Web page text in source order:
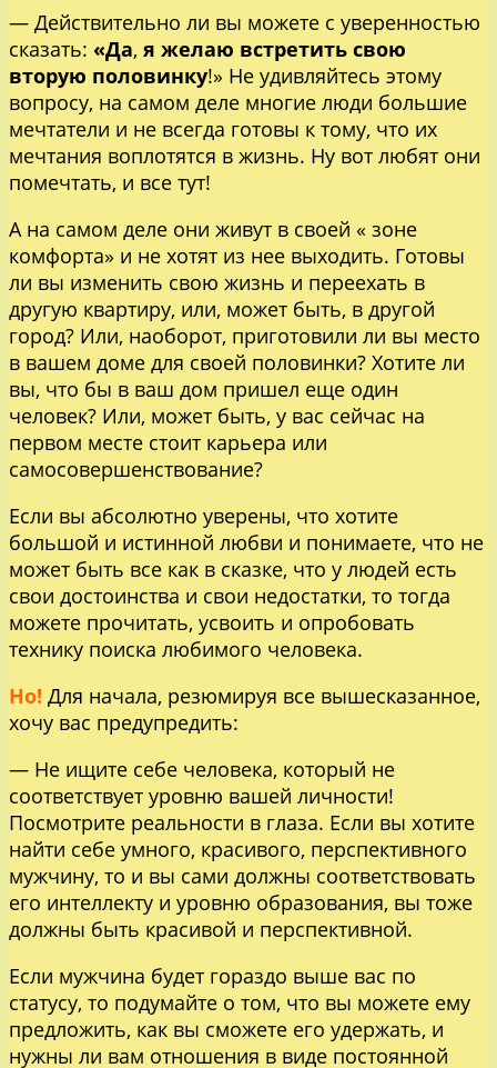
— Действительно ли вы можете с уверенностью
сказать: «Да, я желаю встретить свою
вторую половинку!» Не удивляйтесь этому
вопросу, на самом деле многие люди большие
мечтатели и не всегда готовы к тому, что их
мечтания воплотятся в жизнь. Ну вот любят они
помечтать, и все тут!
А на самом деле они живут в своей « зоне
комфорта» и не хотят из нее выходить. Готовы
ли вы изменить свою жизнь и переехать в
другую квартиру, или, может быть, в другой
город? Или, наоборот, приготовили ли вы место
в вашем доме для своей половинки? Хотите ли
вы, что бы в ваш дом пришел еще один
человек? Или, может быть, у вас сейчас на
первом месте стоит карьера или
самосовершенствование?
Если вы абсолютно уверены, что хотите
большой и истинной любви и понимаете, что не
может быть все как в сказке, что у людей есть
свои достоинства и свои недостатки, то тогда
можете прочитать, усвоить и опробовать
технику поиска любимого человека.
Но! Для начала, резюмируя все вышесказанное,
хочу вас предупредить:
— Не ищите себе человека, который не
соответствует уровню вашей личности!
Посмотрите реальности в глаза. Если вы хотите
найти себе умного, красивого, перспективного
мужчину, то и вы сами должны соответствовать
его интеллекту и уровню образования, вы тоже
должны быть красивой и перспективной.
Если мужчина будет гораздо выше вас по
статусу, то подумайте о том, что вы можете ему
предложить, как вы сможете его удержать, и
нужны ли вам отношения в виде постоянной